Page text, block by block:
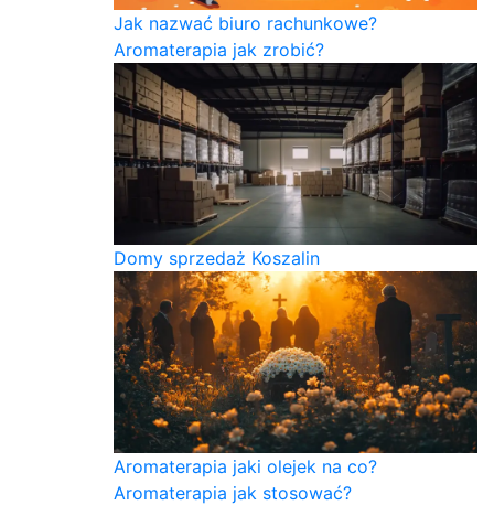
Jak nazwać biuro rachunkowe?
Aromaterapia jak zrobić?
Domy sprzedaż Koszalin
Aromaterapia jaki olejek na co?
Aromaterapia jak stosować?